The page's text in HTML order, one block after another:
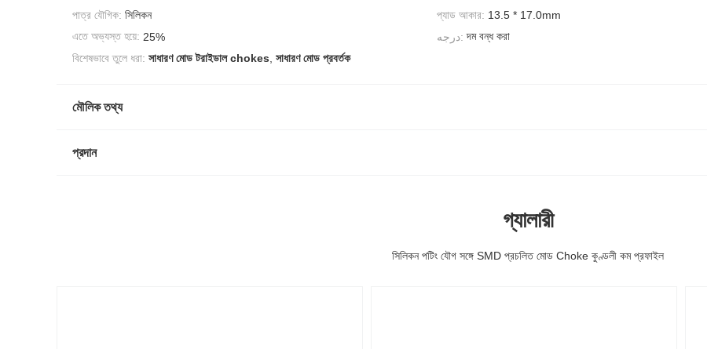
পাত্র যৌগিক: সিলিকন প্যাড আকার: 13.5 * 17.0mm
এতে অভ্যস্ত হয়ে: 25% درجه: দম বন্ধ করা
বিশেষভাবে তুলে ধরা: সাধারণ মোড টরাইডাল chokes সাধারণ মোড প্রবর্তক
মৌলিক তথ্য
প্রদান
গ্যালারী
সিলিকন পটিং যৌগ সঙ্গে SMD প্রচলিত মোড Choke কুণ্ডলী কম প্রফাইল